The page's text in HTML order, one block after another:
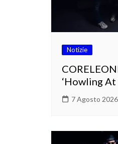
Notizie
‘Howling At
7 Agosto 2026